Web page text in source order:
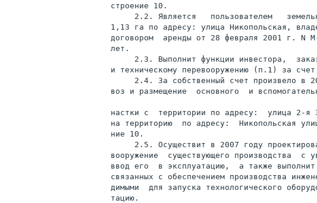
строение 10.
2.2. Является   пользователем
1,13 га по адресу: улица Никопольская,
договором  аренды от 28 февраля 2001 г. N
лет.
2.3. Выполнит функции инвестора,
и техническому перевооружению (п.1) за счет
2.4. За собственный счет произвело в
воз и размещение  основного  и
настки с  территории по адресу:  улица 2-я
на территорию  по адресу:  Никопольская
ние 10.
2.5. Осуществит в 2007 году
вооружение  существующего производства  с
ввод его  в эксплуатацию,  а также
связанных с обеспечением производства
димыми  для запуска технологического
тацию.